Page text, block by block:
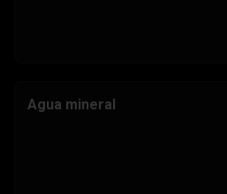
Agua mineral